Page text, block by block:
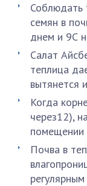
Соблюдать
семян в
днем и 9С
Салат
теплица
вытянется
Когда
через12),
помещении
Почва в